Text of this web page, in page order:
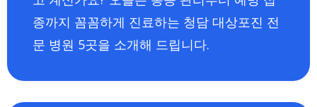
종까지 꼼꼼하게 진료하는 청담 대상포진 전
문 병원 5곳을 소개해 드립니다.